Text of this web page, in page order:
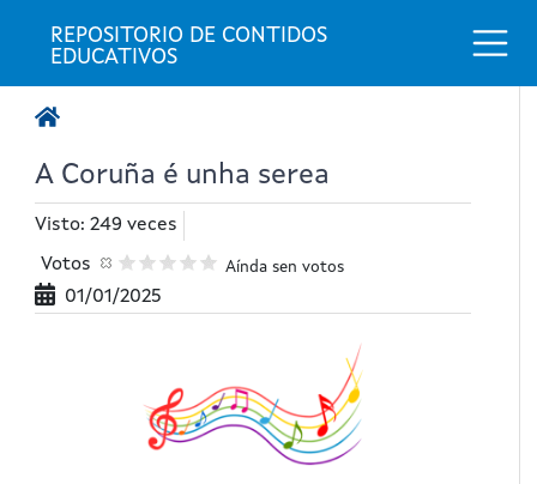
REPOSITORIO DE CONTIDOS
EDUCATIVOS
A Coruña é unha serea
Visto: 249 veces
Votos Aínda sen votos
01/01/2025